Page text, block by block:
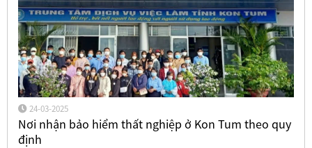
24-03-2025
Nơi nhận bảo hiểm thất nghiệp ở Kon Tum theo quy
định